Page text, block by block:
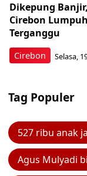
Cirebon
Dikepung
Cirebon
Terganggu
Selasa,
Tag Populer
527 ribu anak
Agus Mulyadi